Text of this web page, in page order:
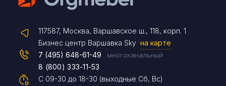
117587, Москва, Варшавское ш., 118, корп. 1
Бизнес центр Варшавка Sky на карте
С 09-30 до 18-30 (выходные Сб, Вс)
7 (495) 648-61-49 многоканальный
8 (800) 333-11-53
Telegram
Max
Чат на сайте